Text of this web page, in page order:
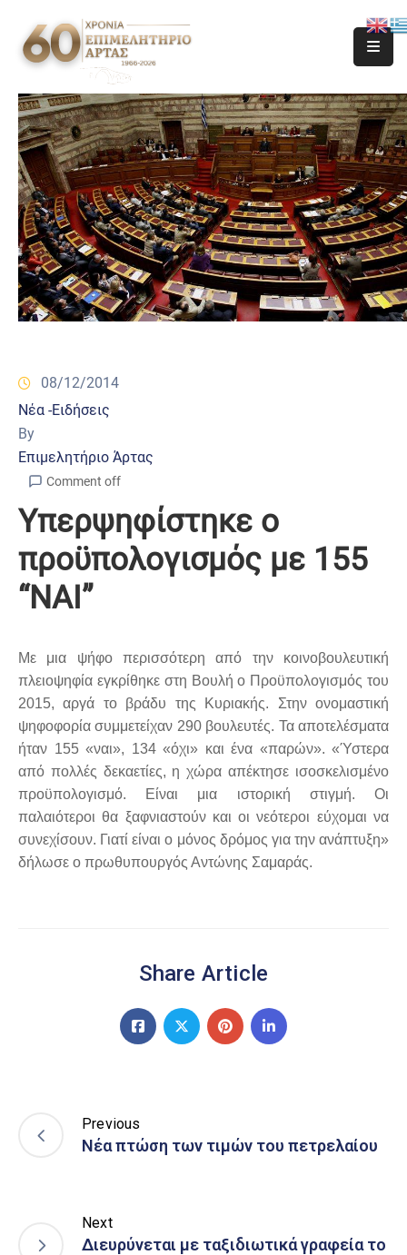
08/12/2014
Νέα -Ειδήσεις
By
Επιμελητήριο Άρτας
Comment off
Υπερψηφίστηκε ο
προϋπολογισμός με 155
“ΝΑΙ”
Με μια ψήφο περισσότερη από την κοινοβουλευτική
πλειοψηφία εγκρίθηκε στη Βουλή ο Προϋπολογισμός του
2015, αργά το βράδυ της Κυριακής. Στην ονομαστική
ψηφοφορία συμμετείχαν 290 βουλευτές. Τα αποτελέσματα
ήταν 155 «ναι», 134 «όχι» και ένα «παρών». «Ύστερα
από πολλές δεκαετίες, η χώρα απέκτησε ισοσκελισμένο
προϋπολογισμό. Είναι μια ιστορική στιγμή. Οι
παλαιότεροι θα ξαφνιαστούν και οι νεότεροι εύχομαι να
συνεχίσουν. Γιατί είναι ο μόνος δρόμος για την ανάπτυξη»
δήλωσε ο πρωθυπουργός Αντώνης Σαμαράς.
Share Article
Previous
Νέα πτώση των τιμών του πετρελαίου
Next
Διευρύνεται με ταξιδιωτικά γραφεία το